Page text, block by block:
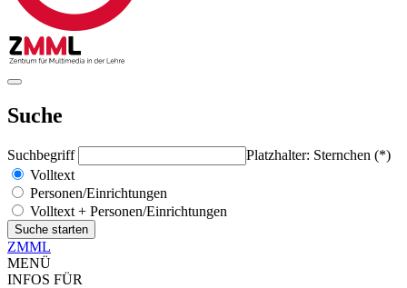
Suche
Suchbegriff
Platzhalter: Sternchen (*)
Volltext
Personen/Einrichtungen
Volltext + Personen/Einrichtungen
ZMML
MENÜ
INFOS FÜR